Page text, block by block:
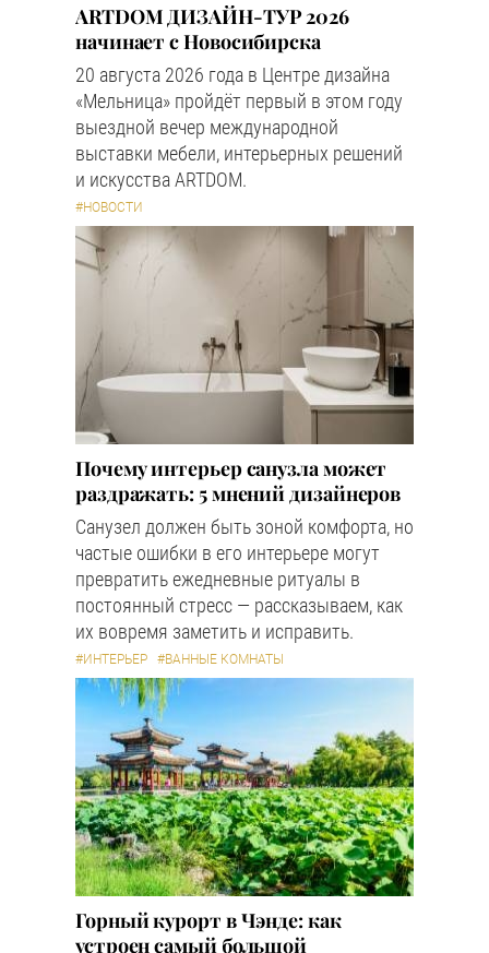
ARTDOM ДИЗАЙН-ТУР 2026
начинает с Новосибирска
20 августа 2026 года в Центре дизайна
«Мельница» пройдёт первый в этом году
выездной вечер международной
выставки мебели, интерьерных решений
и искусства ARTDOM.
#НОВОСТИ
Почему интерьер санузла может
раздражать: 5 мнений дизайнеров
Санузел должен быть зоной комфорта, но
частые ошибки в его интерьере могут
превратить ежедневные ритуалы в
постоянный стресс — рассказываем, как
их вовремя заметить и исправить.
#ИНТЕРЬЕР #ВАННЫЕ КОМНАТЫ
Горный курорт в Чэнде: как
устроен самый большой